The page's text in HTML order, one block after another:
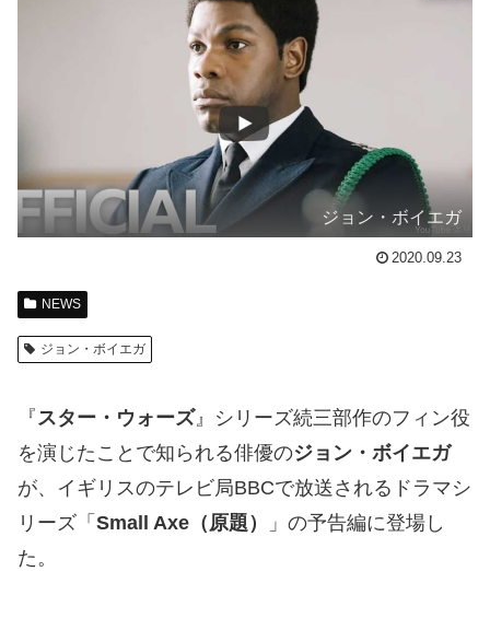
ジョン・ボイエガ
2020.09.23
NEWS
ジョン・ボイエガ
『 スター・ウォーズ』シリーズ続三部作のフィン役
を演じたことで知られる俳優のジョン・ボイエガ
が、イギリスのテレビ局BBCで放送されるドラマシ
リーズ「 Small Axe（原題）
」の予告編に登場し
た。